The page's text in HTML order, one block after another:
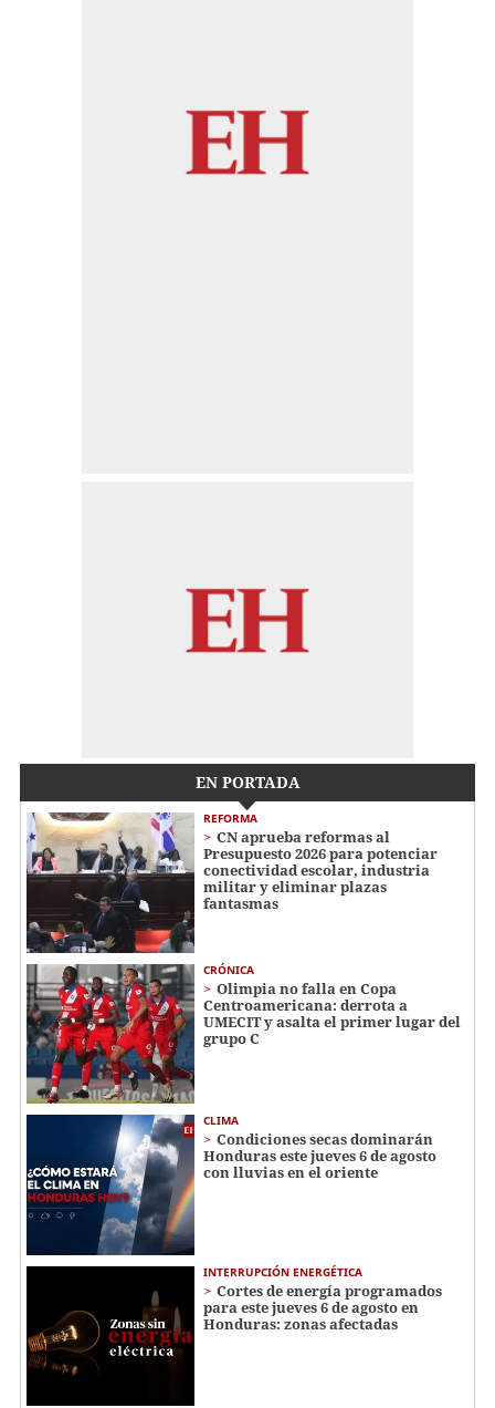
EN PORTADA
REFORMA
CN aprueba reformas al
Presupuesto 2026 para potenciar
conectividad escolar, industria
militar y eliminar plazas
fantasmas
CRÓNICA
Olimpia no falla en Copa
Centroamericana: derrota a
UMECIT y asalta el primer lugar del
grupo C
CLIMA
Condiciones secas dominarán
Honduras este jueves 6 de agosto
con lluvias en el oriente
INTERRUPCIÓN ENERGÉTICA
Cortes de energía programados
para este jueves 6 de agosto en
Honduras: zonas afectadas